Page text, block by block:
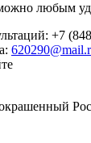
любым
+7